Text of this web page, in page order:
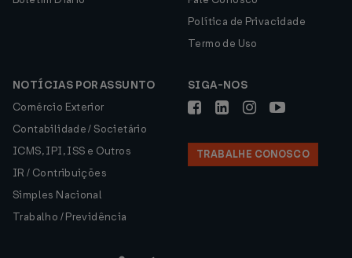
Política de Privacidade
Termo de Uso
NOTÍCIAS POR ASSUNTO
Comércio Exterior
Contabilidade / Societário
ICMS, IPI, ISS e Outros
IR / Contribuições
Simples Nacional
Trabalho / Previdência
SIGA-NOS
TRABALHE CONOSCO